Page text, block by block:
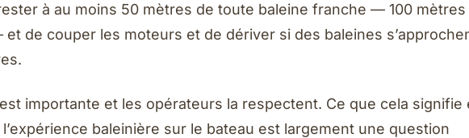
à au moins 50 mètres de toute baleine franche — 100 mètres
de couper les moteurs et de dériver si des baleines
importante et les opérateurs la respectent. Ce que cela signifie
l’expérience baleinière sur le bateau est largement une question